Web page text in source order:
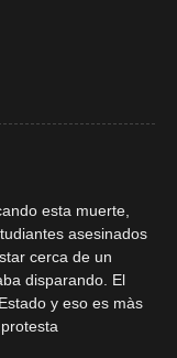
esta muerte,
asesinados
cerca de un
disparando. El
y eso es màs